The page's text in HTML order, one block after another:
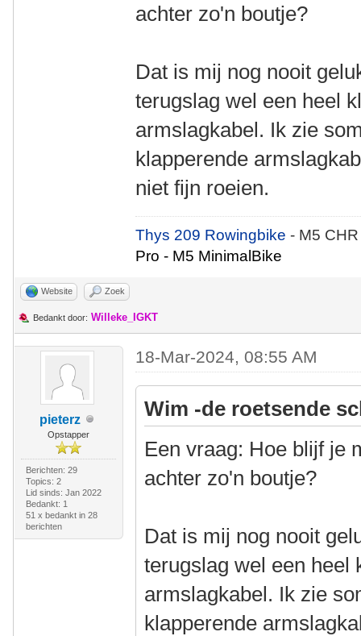
achter zo'n boutje?
Dat is mij nog nooit
terugslag wel een heel
armslagkabel. Ik zie
klapperende
niet fijn roeien.
Thys 209 Rowingbike- M5
Pro - M5 MinimalBike
Website Zoek
Bedankt door: Willeke_IGKT
pieterz
Opstapper
Berichten: 29
Topics: 2
Lid sinds: Jan 2022
Bedankt: 1
51 x bedankt in 28
berichten
18-Mar-2024, 08:55 AM
Wim -de roetsende
Een vraag: Hoe blijf je
achter zo'n boutje?
Dat is mij nog nooit
terugslag wel een heel
armslagkabel. Ik zie
klapperende